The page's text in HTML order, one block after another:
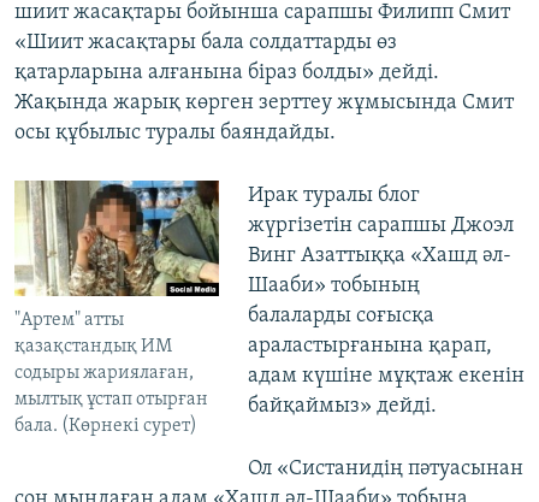
шиит жасақтары бойынша сарапшы Филипп Смит
«Шиит жасақтары бала солдаттарды өз
қатарларына алғанына біраз болды» дейді.
Жақында жарық көрген зерттеу жұмысында Смит
осы құбылыс туралы баяндайды.
"Артем" атты
қазақстандық ИМ
содыры жариялаған,
мылтық ұстап отырған
бала. (Көрнекі сурет)
Ирак туралы блог
жүргізетін сарапшы Джоэл
Винг Азаттыққа «Хашд әл-
Шааби» тобының
балаларды соғысқа
араластырғанына қарап,
адам күшіне мұқтаж екенін
байқаймыз» дейді.
Ол «Систанидің пәтуасынан